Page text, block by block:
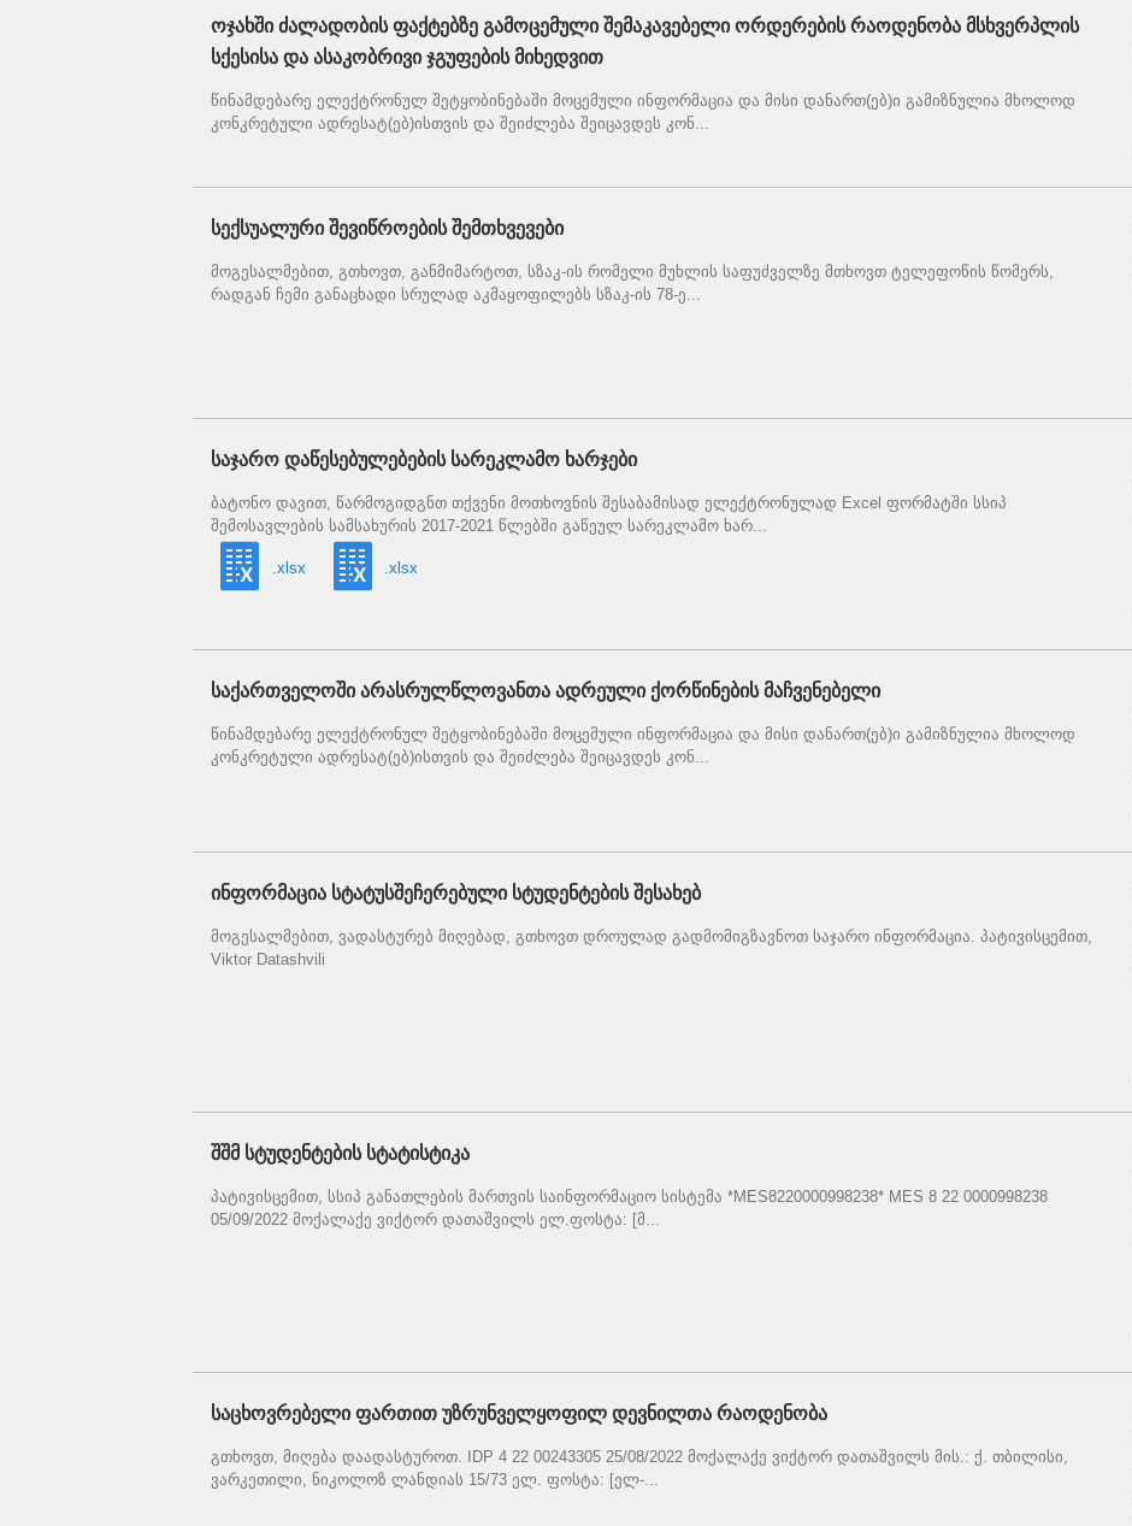
ოჯახში ძალადობის ფაქტებზე გამოცემული შემაკავებელი ორდერების რაოდენობა მსხვერპლის
სქესისა და ასაკობრივი ჯგუფების მიხედვით
წინამდებარე ელექტრონულ შეტყობინებაში მოცემული ინფორმაცია და მისი დანართ(ებ)ი გამიზნულია მხოლოდ
კონკრეტული ადრესატ(ებ)ისთვის და შეიძლება შეიცავდეს კონ...
სექსუალური შევიწროების შემთხვევები
მოგესალმებით, გთხოვთ, განმიმარტოთ, სზაკ-ის რომელი მუხლის საფუძველზე მთხოვთ ტელეფოწის წომერს,
რადგან ჩემი განაცხადი სრულად აკმაყოფილებს სზაკ-ის 78-ე...
საჯარო დაწესებულებების სარეკლამო ხარჯები
ბატონო დავით, წარმოგიდგნთ თქვენი მოთხოვნის შესაბამისად ელექტრონულად Excel ფორმატში სსიპ
შემოსავლების სამსახურის 2017-2021 წლებში გაწეულ სარეკლამო ხარ...
.xlsx .xlsx
საქართველოში არასრულწლოვანთა ადრეული ქორწინების მაჩვენებელი
წინამდებარე ელექტრონულ შეტყობინებაში მოცემული ინფორმაცია და მისი დანართ(ებ)ი გამიზნულია მხოლოდ
კონკრეტული ადრესატ(ებ)ისთვის და შეიძლება შეიცავდეს კონ...
ინფორმაცია სტატუსშეჩერებული სტუდენტების შესახებ
მოგესალმებით, ვადასტურებ მიღებად, გთხოვთ დროულად გადმომიგზავნოთ საჯარო ინფორმაცია. პატივისცემით,
Viktor Datashvili
შშმ სტუდენტების სტატისტიკა
პატივისცემით, სსიპ განათლების მართვის საინფორმაციო სისტემა *MES8220000998238* MES 8 22 0000998238
05/09/2022 მოქალაქე ვიქტორ დათაშვილს ელ.ფოსტა: [მ...
საცხოვრებელი ფართით უზრუნველყოფილ დევნილთა რაოდენობა
გთხოვთ, მიღება დაადასტუროთ. IDP 4 22 00243305 25/08/2022 მოქალაქე ვიქტორ დათაშვილს მის.: ქ. თბილისი,
ვარკეთილი, ნიკოლოზ ლანდიას 15/73 ელ. ფოსტა: [ელ-...